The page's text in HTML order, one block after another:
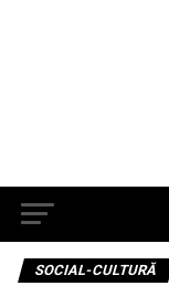
SOCIAL-CULTURĂ